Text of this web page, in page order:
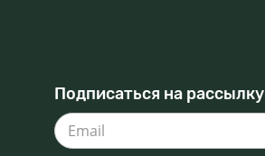
Подписаться на рассылку